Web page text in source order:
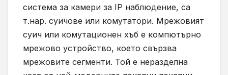
система за камери за IP наблюдение, са
т.нар. суичове или комутатори. Мрежовият
суич или комутационен хъб е компютърно
мрежово устройство, което свързва
мрежовите сегменти. Той е неразделна